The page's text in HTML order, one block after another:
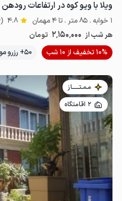
ویلا با ویو کوه در ارتفاعات
1 خوابه . 85 متر . تا 4 مهمان 4.8 (46 نظر)
هر شب از 2٬150٬000 تومان
10% تخفیف از 10 شب
50+ رزرو موفق
مـمـتــــــاز
2 اقامتگاه